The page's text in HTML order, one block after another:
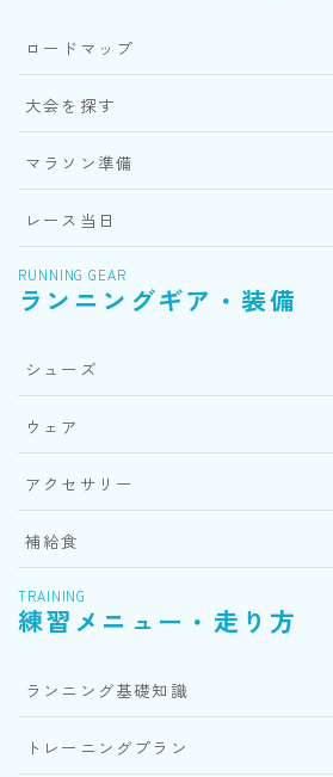
ロードマップ
大会を探す
マラソン準備
レース当日
RUNNING GEAR
ランニングギア・装備
シューズ
ウェア
アクセサリー
補給食
TRAINING
練習メニュー・走り方
ランニング基礎知識
トレーニングプラン